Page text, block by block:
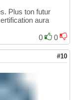
Plus ton futur
aura
0
0
#10